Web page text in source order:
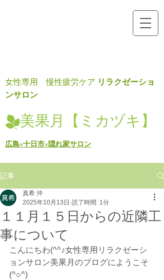
女性専用 慢性疲労ケア リラクゼーショ
ンサロン
美果月【ミカヅキ】
広島×十日市×隠れ家サロン
記事
１１月１５日からの近隣工
事について
真希 沖
2025年10月13日 読了時間: 1分
こんにちわ(^^♪女性専用リラクゼーシ
ョンサロン美果月のブログにようこそ
(^○^)